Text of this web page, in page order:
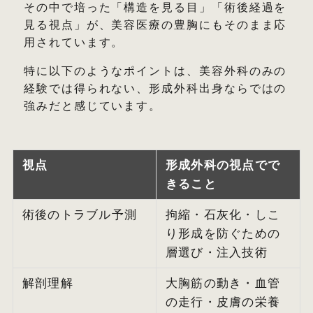
その中で培った「構造を見る目」「術後経過を
見る視点」が、美容医療の豊胸にもそのまま応
用されています。
特に以下のようなポイントは、美容外科のみの
経験では得られない、形成外科出身ならではの
強みだと感じています。
視点
形成外科の視点でで
きること
術後のトラブル予測
拘縮・石灰化・しこ
り形成を防ぐための
層選び・注入技術
解剖理解
大胸筋の動き・血管
の走行・皮膚の栄養